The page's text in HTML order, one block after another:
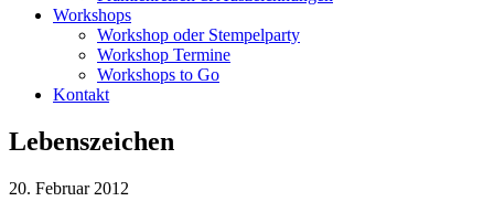
Workshops
Workshop oder Stempelparty
Workshop Termine
Workshops to Go
Kontakt
Lebenszeichen
20. Februar 2012